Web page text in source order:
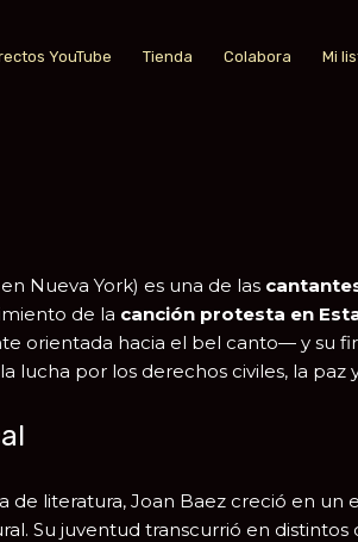
YouTube Tienda Colabora Mi
Nueva York) es una de las
de la canción protesta en
orientada hacia el bel canto— y su
por los derechos civiles, la paz
de literatura, Joan Baez creció en un
Su juventud transcurrió en distintos